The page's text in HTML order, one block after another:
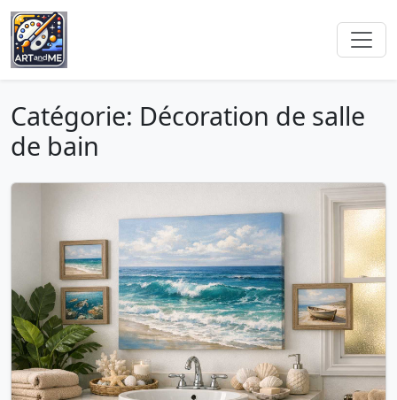
Catégorie: Décoration de salle
de bain